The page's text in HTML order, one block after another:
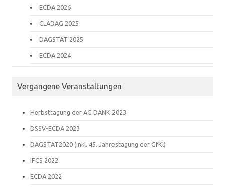
ECDA 2026
CLADAG 2025
DAGSTAT 2025
ECDA 2024
Vergangene Veranstaltungen
Herbsttagung der AG DANK 2023
DSSV-ECDA 2023
DAGSTAT2020 (inkl. 45. Jahrestagung der GfKl)
IFCS 2022
ECDA 2022